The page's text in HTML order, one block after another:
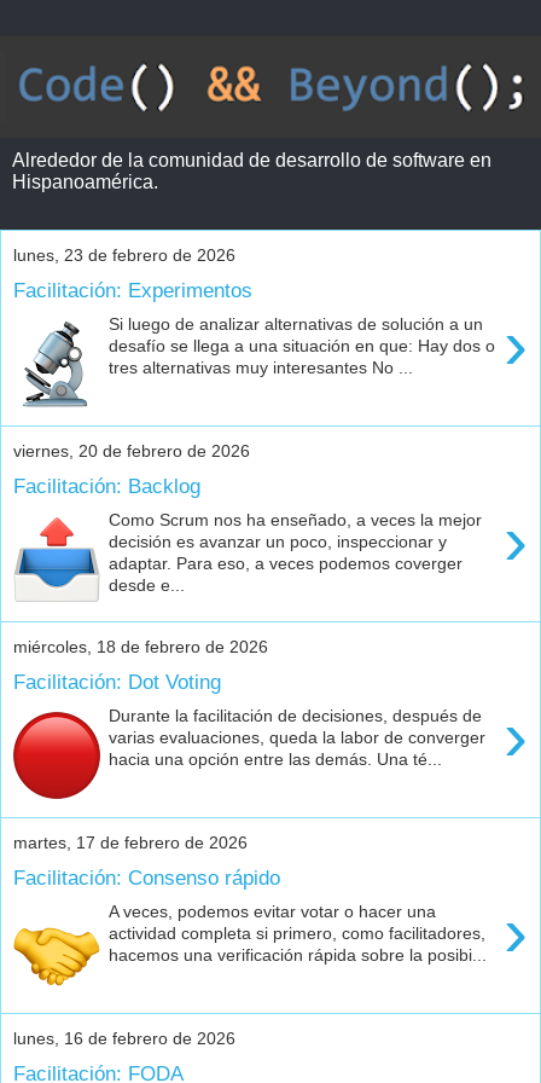
Alrededor de la comunidad de desarrollo de software en
Hispanoamérica.
lunes, 23 de febrero de 2026
Facilitación: Experimentos
›
Si luego de analizar alternativas de solución a un
desafío se llega a una situación en que: Hay dos o
tres alternativas muy interesantes No ...
viernes, 20 de febrero de 2026
Facilitación: Backlog
›
Como Scrum nos ha enseñado, a veces la mejor
decisión es avanzar un poco, inspeccionar y
adaptar. Para eso, a veces podemos coverger
desde e...
miércoles, 18 de febrero de 2026
Facilitación: Dot Voting
›
Durante la facilitación de decisiones, después de
varias evaluaciones, queda la labor de converger
hacia una opción entre las demás. Una té...
martes, 17 de febrero de 2026
Facilitación: Consenso rápido
›
A veces, podemos evitar votar o hacer una
actividad completa si primero, como facilitadores,
hacemos una verificación rápida sobre la posibi...
lunes, 16 de febrero de 2026
Facilitación: FODA